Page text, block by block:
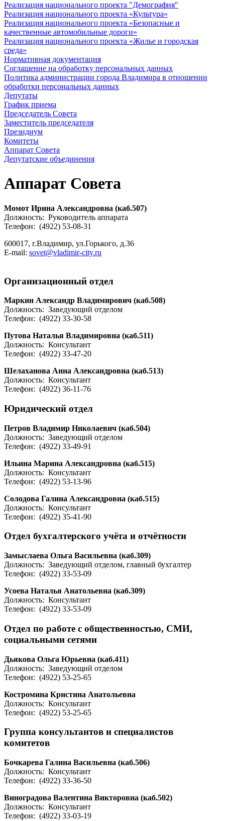
Реализация национального проекта "Демография"
Реализация национального проекта «Культура»
Реализация национального проекта «Безопасные и
качественные автомобильные дороги»
Реализация национального проекта «Жилье и городская
среда»
Нормативная документация
Соглашение на обработку персональных данных
Политика администрации города Владимира в отношении
обработки персональных данных
Депутаты
График приема
Председатель Совета
Заместитель председателя
Президиум
Комитеты
Аппарат Совета
Депутатские объединения
Аппарат Совета
Момот Ирина Александровна (каб.507)
Должность: Руководитель аппарата
Телефон: (4922) 53-08-31
600017, г.Владимир, ул.Горького, д.36
E-mail: sovet@vladimir-city.ru
Организационный отдел
Маркин Александр Владимирович (каб.508)
Должность: Заведующий отделом
Телефон: (4922) 33-30-58
Путова Наталья Владимировна (каб.511)
Должность: Консультант
Телефон: (4922) 33-47-20
Шелаханова Анна Александровна (каб.513)
Должность: Консультант
Телефон: (4922) 36-11-76
Юридический отдел
Петров Владимир Николаевич (каб.504)
Должность: Заведующий отделом
Телефон: (4922) 33-49-91
Ильина Марина Александровна (каб.515)
Должность: Консультант
Телефон: (4922) 53-13-96
Солодова Галина Александровна (каб.515)
Должность: Консультант
Телефон: (4922) 35-41-90
Отдел бухгалтерского учёта и отчётности
Замыслаева Ольга Васильевна (каб.309)
Должность: Заведующий отделом, главный бухгалтер
Телефон: (4922) 33-53-09
Усоева Наталья Анатольевна (каб.309)
Должность: Консультант
Телефон: (4922) 33-53-09
Отдел по работе с общественностью, СМИ,
социальными сетями
Дьякова Ольга Юрьевна (каб.411)
Должность: Заведующий отделом
Телефон: (4922) 53-25-65
Костромина Кристина Анатольевна
Должность: Консультант
Телефон: (4922) 53-25-65
Группа консультантов и специалистов
комитетов
Бочкарева Галина Васильевна (каб.506)
Должность: Консультант
Телефон: (4922) 33-36-50
Виноградова Валентина Викторовна (каб.502)
Должность: Консультант
Телефон: (4922) 33-03-19